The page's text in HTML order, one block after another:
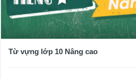
Từ vựng lớp 10 Nâng cao